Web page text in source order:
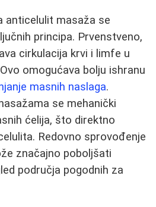
anticelulit masaža se
principa. Prvenstveno,
cirkulacija krvi i limfe u
omogućava bolju ishranu
masnih naslaga.
se mehanički
ćelija, što direktno
Redovno sprovođenje
značajno poboljšati
područja pogodnih za